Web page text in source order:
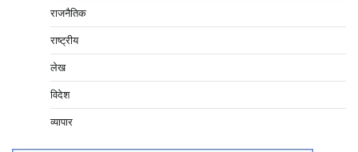
राजनैतिक
राष्ट्रीय
लेख
विदेश
व्यापार